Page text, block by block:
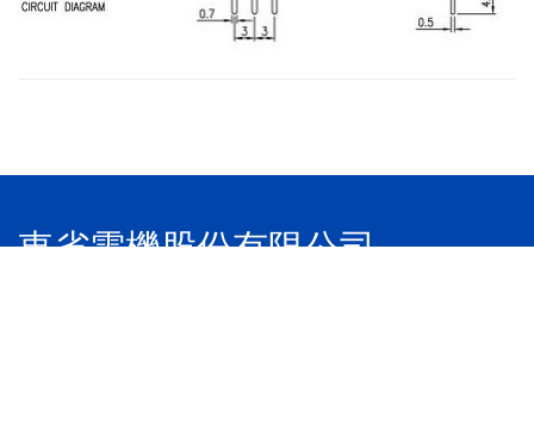
東省電機股份有限公司